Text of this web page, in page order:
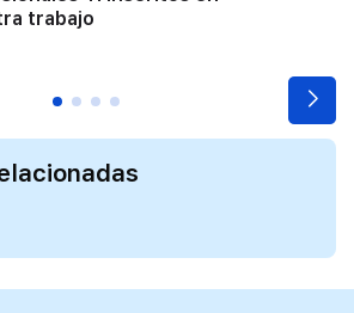
trabajo